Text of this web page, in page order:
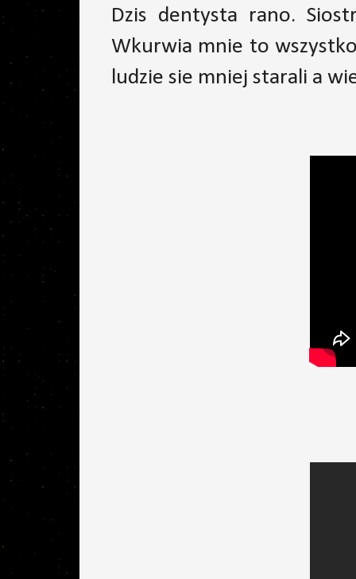
Dzis dentysta rano.
Wkurwia mnie to
ludzie sie mniej starali a